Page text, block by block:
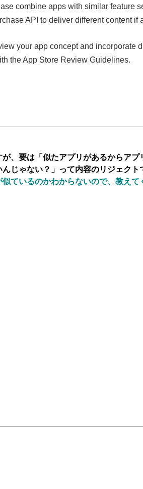
combine apps with similar feature
API to deliver different content if
your app concept and incorporate
the App Store Review Guidelines.
、要は「似たアプリがあるからア
じゃない？」って内容のリジェクト
ているのかわからないので、教えて